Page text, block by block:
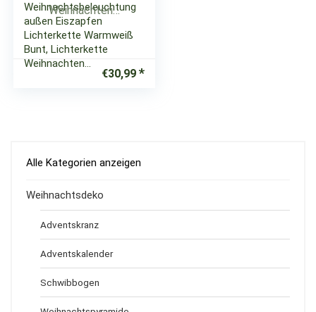
Weihnachtsbeleuchtung
außen Eiszapfen
Lichterkette Warmweiß
Bunt, Lichterkette
Weihnachten…
€30,99
Alle Kategorien anzeigen
Weihnachtsdeko
Adventskranz
Adventskalender
Schwibbogen